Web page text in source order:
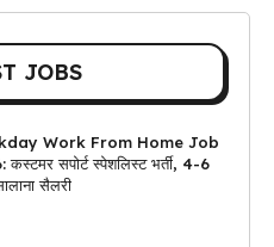
JOBS
Work From Home Job
कस्टमर सपोर्ट स्पेशलिस्ट भर्ती, 4-6
सैलरी